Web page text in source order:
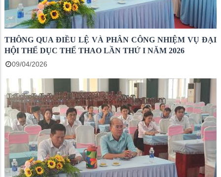
THÔNG QUA ĐIỀU LỆ VÀ PHÂN CÔNG NHIỆM VỤ ĐẠI
HỘI THỂ DỤC THỂ THAO LẦN THỨ I NĂM 2026
09/04/2026